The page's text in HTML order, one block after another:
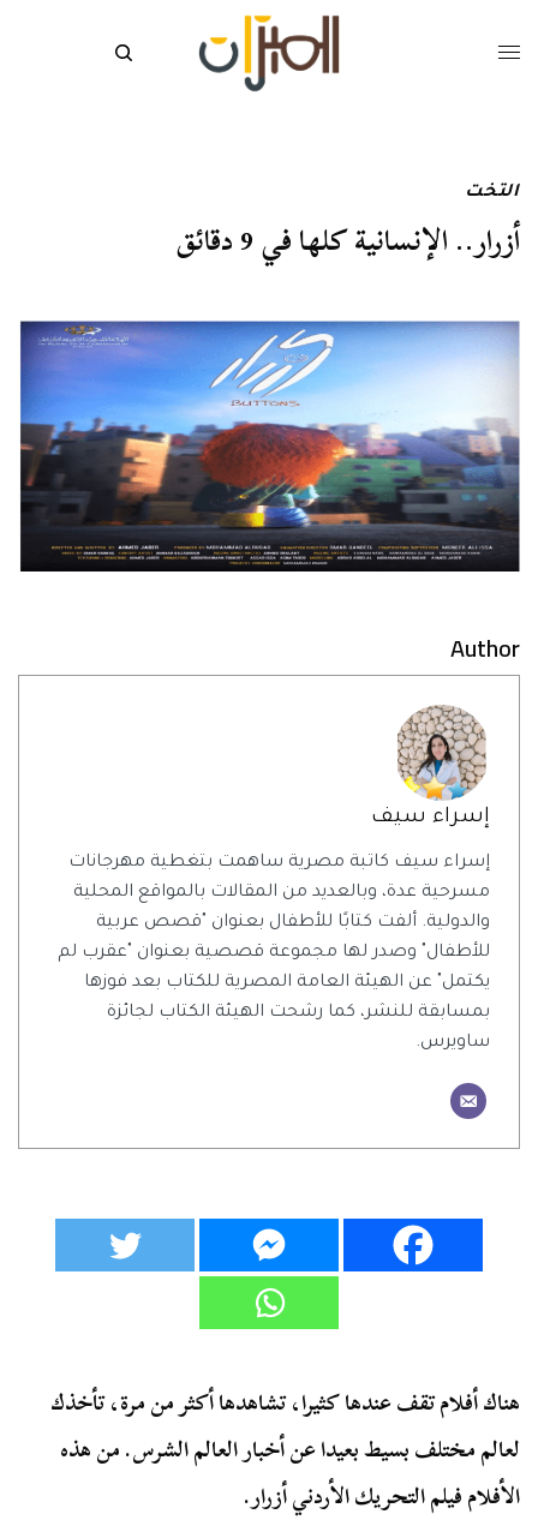
التخت
أزرار.. الإنسانية كلها في 9 دقائق
Author
إسراء سيف
إسراء سيف كاتبة مصرية ساهمت بتغطية مهرجانات
مسرحية عدة، وبالعديد من المقالات بالمواقع المحلية
والدولية. ألفت كتابًا للأطفال بعنوان "قصص عربية
للأطفال" وصدر لها مجموعة قصصية بعنوان "عقرب لم
يكتمل" عن الهيئة العامة المصرية للكتاب بعد فوزها
بمسابقة للنشر، كما رشحت الهيئة الكتاب لجائزة
ساويرس.
هناك أفلام تقف عندها كثيرا، تشاهدها أكثر من مرة، تأخذك
لعالم مختلف بسيط بعيدا عن أخبار العالم الشرس. من هذه
الأفلام فيلم التحريك الأردني أزرار.